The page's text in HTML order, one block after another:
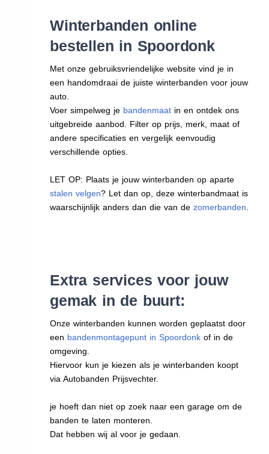
Winterbanden online
bestellen in Spoordonk
Met onze gebruiksvriendelijke website vind je in
een handomdraai de juiste winterbanden voor jouw
auto.
Voer simpelweg je bandenmaat in en ontdek ons
uitgebreide aanbod. Filter op prijs, merk, maat of
andere specificaties en vergelijk eenvoudig
verschillende opties.
LET OP: Plaats je jouw winterbanden op aparte
stalen velgen? Let dan op, deze winterbandmaat is
waarschijnlijk anders dan die van dezomerbanden
Extra services voor jouw
gemak in de buurt:
Onze winterbanden kunnen worden geplaatst door
een bandenmontagepunt in Spoordonk of in de
omgeving.
Hiervoor kun je kiezen als je winterbanden koopt
via Autobanden Prijsvechter.
je hoeft dan niet op zoek naar een garage om de
banden te laten monteren.
Dat hebben wij al voor je gedaan.